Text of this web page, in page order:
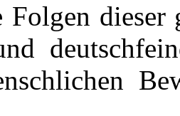
dieser